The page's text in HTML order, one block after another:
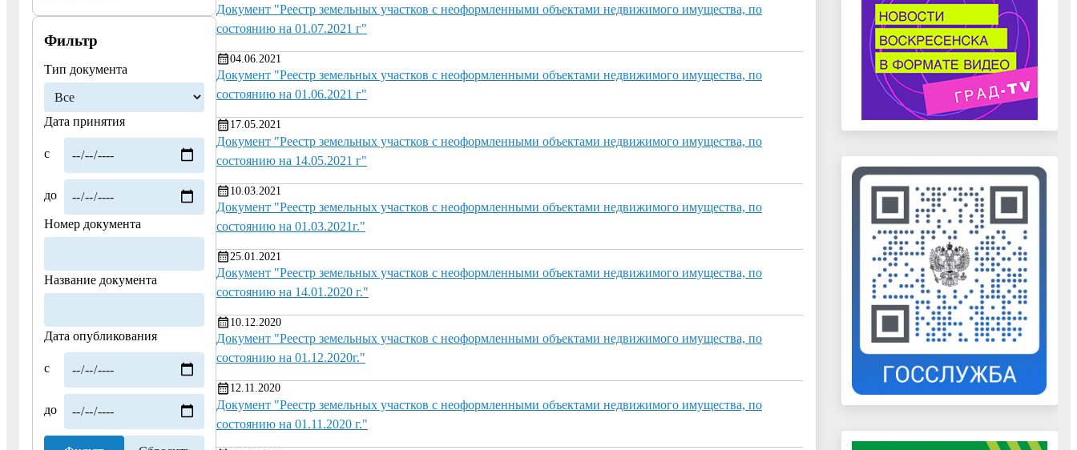
Фильтр
Тип документа
Дата принятия
с
до
Номер документа
Название документа
Дата опубликования
с
до
Документ "Реестр земельных участков с неоформленными объектами недвижимого имущества, по
состоянию на 01.07.2021 г"
04.06.2021
Документ "Реестр земельных участков с неоформленными объектами недвижимого имущества, по
состоянию на 01.06.2021 г"
17.05.2021
Документ "Реестр земельных участков с неоформленными объектами недвижимого имущества, по
состоянию на 14.05.2021 г"
10.03.2021
Документ "Реестр земельных участков с неоформленными объектами недвижимого имущества, по
состоянию на 01.03.2021г."
25.01.2021
Документ "Реестр земельных участков с неоформленными объектами недвижимого имущества, по
состоянию на 14.01.2020 г."
10.12.2020
Документ "Реестр земельных участков с неоформленными объектами недвижимого имущества, по
состоянию на 01.12.2020г."
12.11.2020
Документ "Реестр земельных участков с неоформленными объектами недвижимого имущества, по
состоянию на 01.11.2020 г."